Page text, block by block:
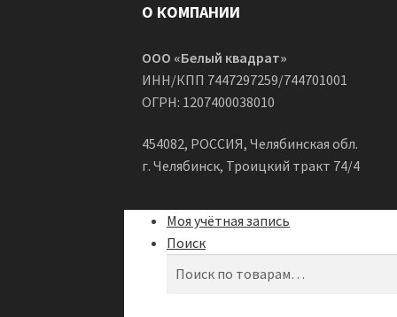
О КОМПАНИИ
ООО «Белый квадрат»
ИНН/КПП 7447297259/744701001
ОГРН: 1207400038010
454082, РОССИЯ, Челябинская обл.
г. Челябинск, Троицкий тракт 74/4
Моя учётная запись
Поиск